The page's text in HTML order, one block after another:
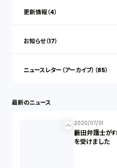
更新情報（4）
お知らせ（17）
ニュースレター（アーカイブ）（85）
最新のニュース
2020/07/01
藪田弁護士が
を受けました